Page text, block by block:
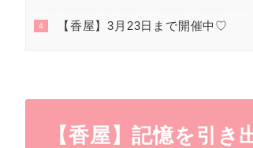
4 【香屋】3月23日まで開催中♡
【香屋】記憶を引き